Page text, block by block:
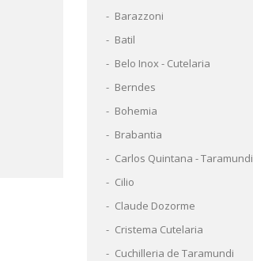
Barazzoni
Batil
Belo Inox - Cutelaria
Berndes
Bohemia
Brabantia
Carlos Quintana - Taramundi
Cilio
Claude Dozorme
Cristema Cutelaria
Cuchilleria de Taramundi